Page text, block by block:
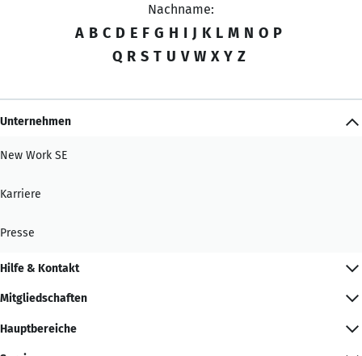
Nachname:
A B C D E F G H I J K L M N O P
Q R S T U V W X Y Z
Unternehmen
New Work SE
Karriere
Presse
Hilfe & Kontakt
Mitgliedschaften
Hauptbereiche